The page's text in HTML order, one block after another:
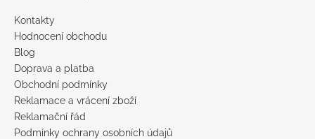
Kontakty
Hodnocení obchodu
Blog
Doprava a platba
Obchodní podmínky
Reklamace a vrácení zboží
Reklamační řád
Podmínky ochrany osobních údajů